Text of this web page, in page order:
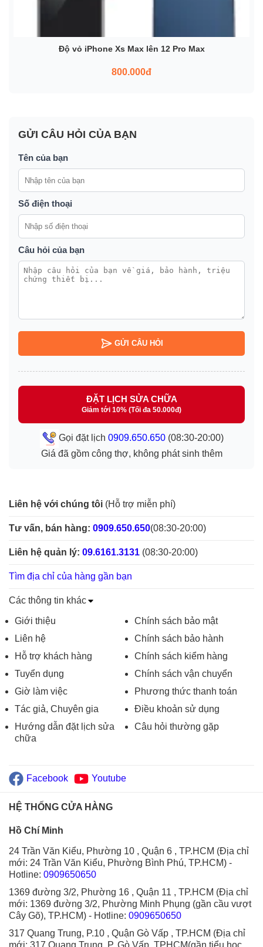
Độ vỏ iPhone Xs Max lên 12 Pro Max
800.000đ
GỬI CÂU HỎI CỦA BẠN
Tên của bạn
Số điện thoại
Câu hỏi của bạn
GỬI CÂU HỎI
ĐẶT LỊCH SỬA CHỮA
Giảm tới 10% (Tối đa 50.000đ)
Gọi đặt lịch 0909.650.650(08:30-20:00)
Giá đã gồm công thợ, không phát sinh thêm
Liên hệ với chúng tôi (Hỗ trợ miễn phí)
Tư vấn, bán hàng: 0909.650.650(08:30-20:00)
Liên hệ quản lý: 09.6161.3131 (08:30-20:00)
Tìm địa chỉ của hàng gần bạn
Các thông tin khác
Giới thiệu
Liên hệ
Hỗ trợ khách hàng
Tuyển dụng
Giờ làm việc
Tác giả, Chuyên gia
Hướng dẫn đặt lịch sửa
chữa
Chính sách bảo mật
Chính sách bảo hành
Chính sách kiểm hàng
Chính sách vận chuyển
Phương thức thanh toán
Điều khoản sử dụng
Câu hỏi thường gặp
Facebook Youtube
HỆ THỐNG CỬA HÀNG
Hồ Chí Minh
24 Trần Văn Kiểu, Phường 10 , Quận 6 , TP.HCM (Địa chỉ
mới: 24 Trần Văn Kiểu, Phường Bình Phú, TP.HCM) -
Hotline: 0909650650
1369 đường 3/2, Phường 16 , Quận 11 , TP.HCM (Địa chỉ
mới: 1369 đường 3/2, Phường Minh Phụng (gần cầu vượt
Cây Gõ), TP.HCM) - Hotline: 0909650650
317 Quang Trung, P.10 , Quận Gò Vấp , TP.HCM (Địa chỉ
mới: 317 Quang Trung, P. Gò Vấp, TPHCM(gần tiểu học